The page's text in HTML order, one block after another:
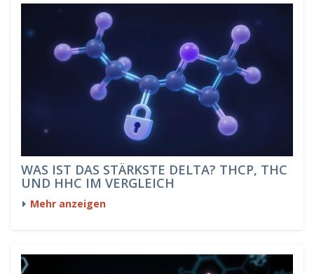
WAS IST DAS STÄRKSTE DELTA? THCP, THC
UND HHC IM VERGLEICH
Mehr anzeigen